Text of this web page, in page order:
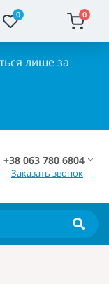
0 0
лише за
+38 063 780 6804
Заказать звонок